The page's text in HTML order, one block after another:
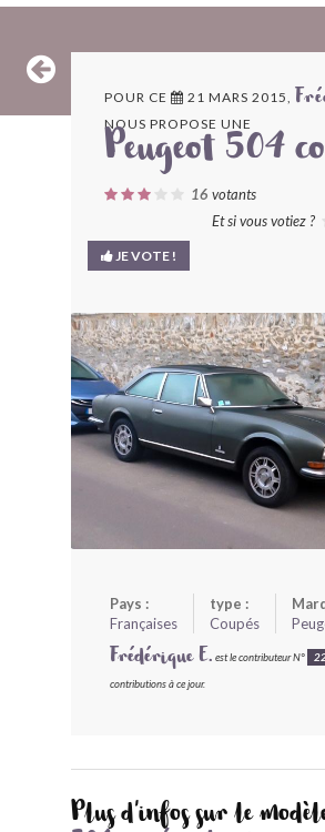
ARCHIVES
LES CONTRIBUTEURS
LE BLOG
BONJOURLAVIEILLE ?
MODÈLES ET
COMMENT
POUR CE 21 MARS 2015,
NOUS PROPOSE UNE
Peugeot 504
16 votants
Et si vous votiez ?
JE VOTE !
Pays :
Françaises
type :
Coupés
Frédérique E. est le contributeur N°
contributions à ce jour.
Plus d'infos sur le